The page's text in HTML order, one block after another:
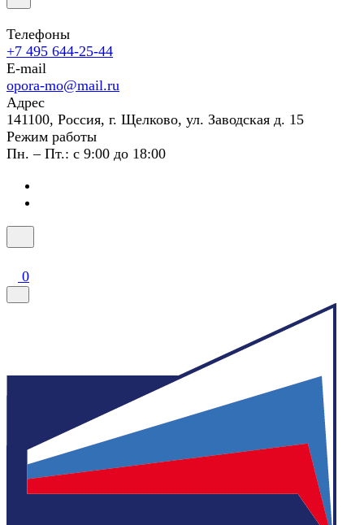
Телефоны
+7 495 644-25-44
E-mail
opora-mo@mail.ru
Адрес
141100, Россия, г. Щелково, ул. Заводская д. 15
Режим работы
Пн. – Пт.: с 9:00 до 18:00
0